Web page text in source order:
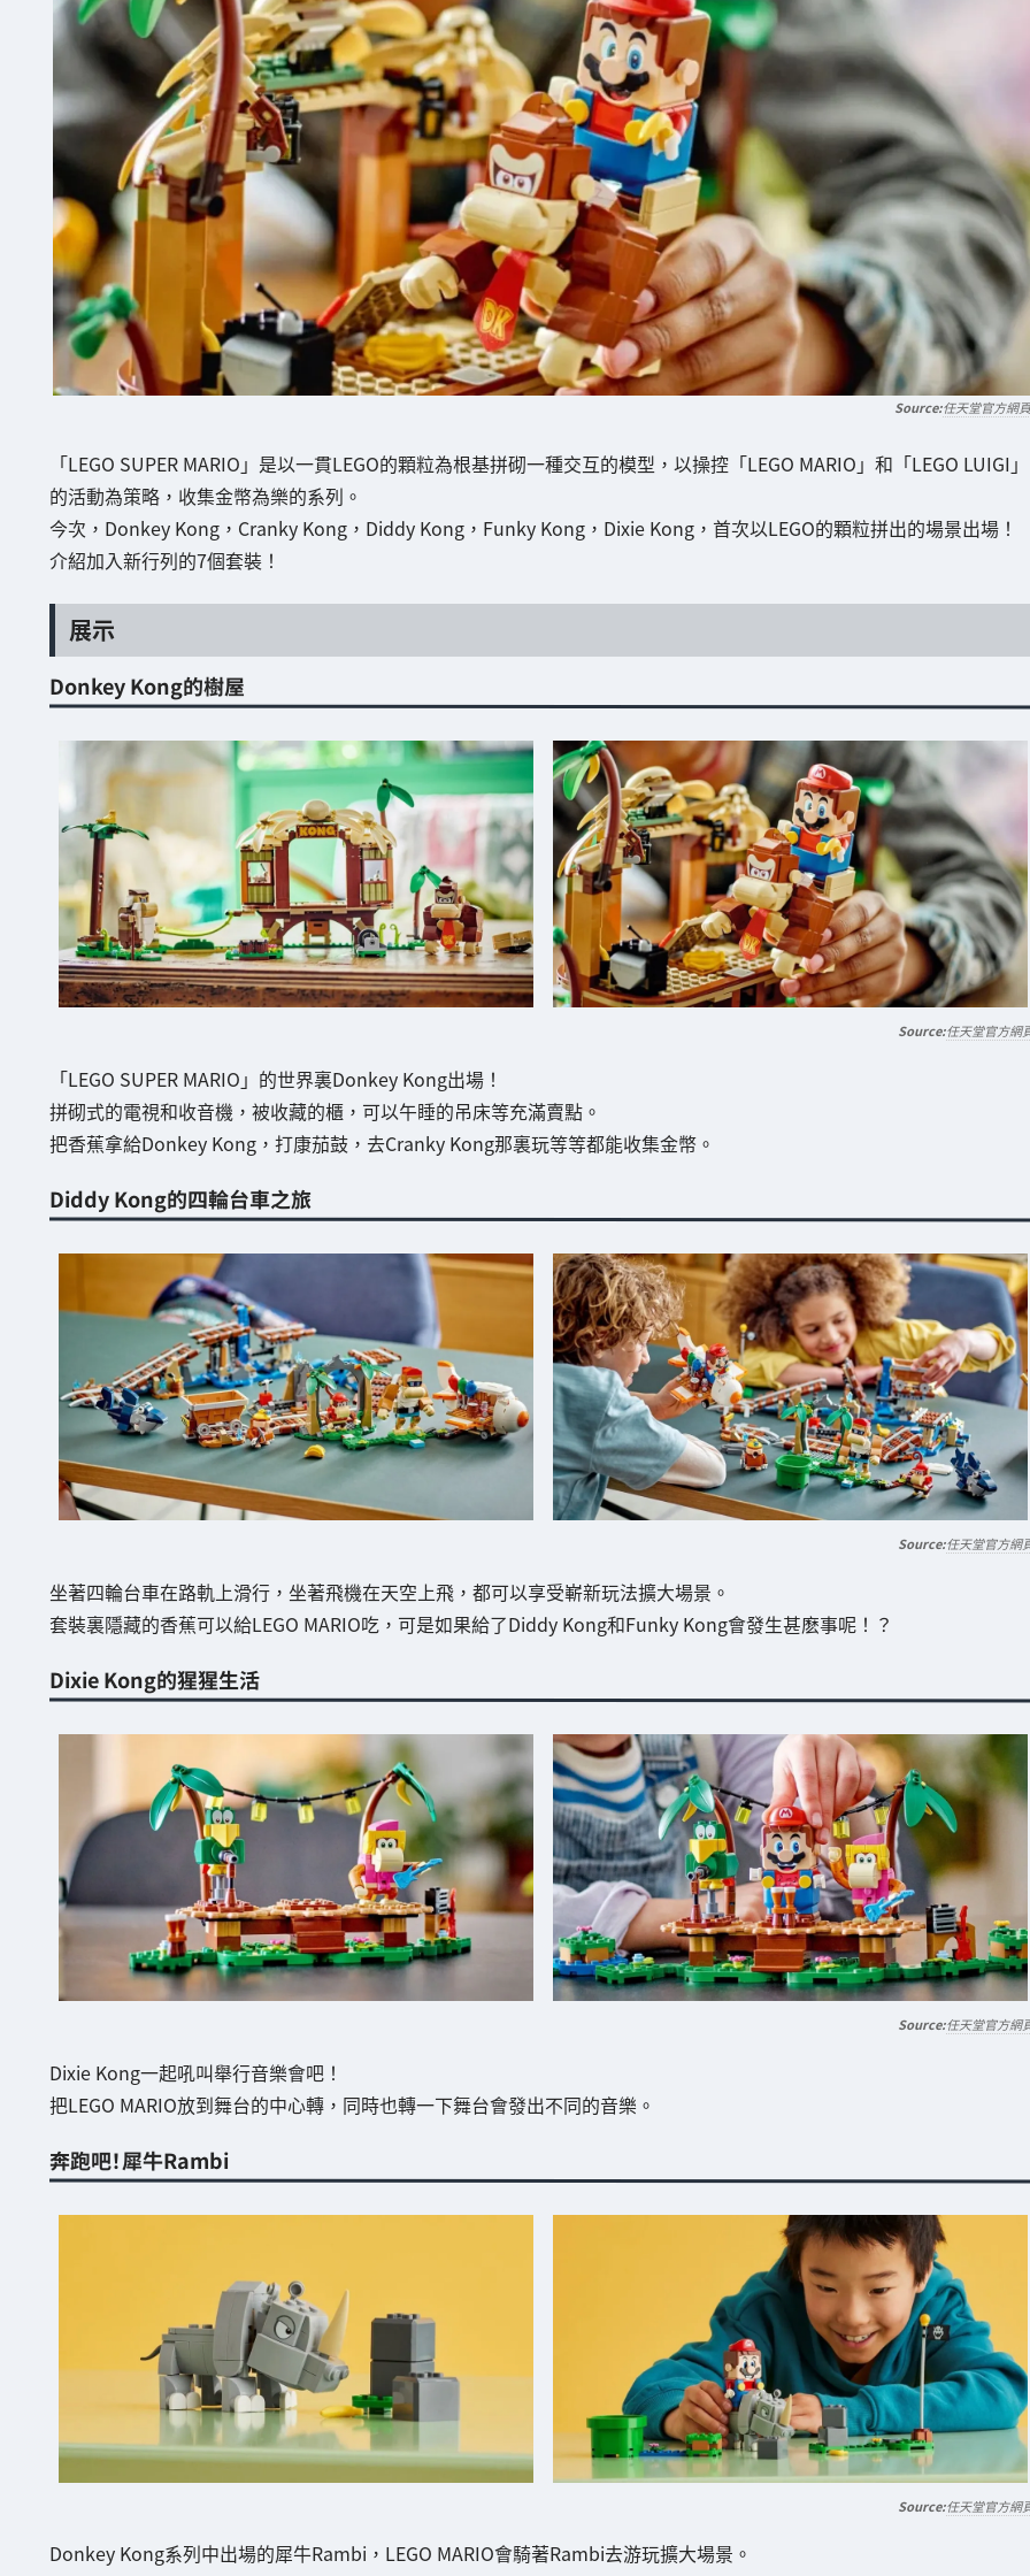
任天堂官方網頁
「LEGO SUPER MARIO」是以一貫LEGO的顆粒為根基拼砌一種交互的模型，以操控「LEGO MARIO」和「LEGO LUIGI」
的活動為策略，收集金幣為樂的系列。
今次，Donkey Kong，Cranky Kong，Diddy Kong，Funky Kong，Dixie Kong，首次以LEGO的顆粒拼出的場景出場！
介紹加入新行列的7個套裝！
展示
Donkey Kong的樹屋
任天堂官方網
「LEGO SUPER MARIO」的世界裏Donkey Kong出場！
拼砌式的電視和收音機，被收藏的櫃，可以午睡的吊床等充滿賣點。
把香蕉拿給Donkey Kong，打康茄鼓，去Cranky Kong那裏玩等等都能收集金幣。
Diddy Kong的四輪台車之旅
任天堂官方網
坐著四輪台車在路軌上滑行，坐著飛機在天空上飛，都可以享受嶄新玩法擴大場景。
套裝裏隱藏的香蕉可以給LEGO MARIO吃，可是如果給了Diddy Kong和Funky Kong會發生甚麽事呢！？
Dixie Kong的猩猩生活
任天堂官方網
Dixie Kong一起吼叫舉行音樂會吧！
把LEGO MARIO放到舞台的中心轉，同時也轉一下舞台會發出不同的音樂。
奔跑吧！犀牛Rambi
任天堂官方網
Donkey Kong系列中出場的犀牛Rambi，LEGO MARIO會騎著Rambi去游玩擴大場景。